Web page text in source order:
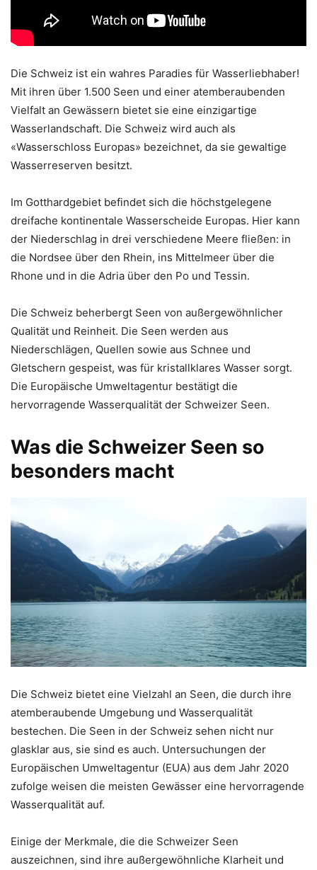
Die Schweiz ist ein wahres Paradies für Wasserliebhaber!
Mit ihren über 1.500 Seen und einer atemberaubenden
Vielfalt an Gewässern bietet sie eine einzigartige
Wasserlandschaft. Die Schweiz wird auch als
«Wasserschloss Europas» bezeichnet, da sie gewaltige
Wasserreserven besitzt.
Im Gotthardgebiet befindet sich die höchstgelegene
dreifache kontinentale Wasserscheide Europas. Hier kann
der Niederschlag in drei verschiedene Meere fließen: in
die Nordsee über den Rhein, ins Mittelmeer über die
Rhone und in die Adria über den Po und Tessin.
Die Schweiz beherbergt Seen von außergewöhnlicher
Qualität und Reinheit. Die Seen werden aus
Niederschlägen, Quellen sowie aus Schnee und
Gletschern gespeist, was für kristallklares Wasser sorgt.
Die Europäische Umweltagentur bestätigt die
hervorragende Wasserqualität der Schweizer Seen.
Was die Schweizer Seen so
besonders macht
Die Schweiz bietet eine Vielzahl an Seen, die durch ihre
atemberaubende Umgebung und Wasserqualität
bestechen. Die Seen in der Schweiz sehen nicht nur
glasklar aus, sie sind es auch. Untersuchungen der
Europäischen Umweltagentur (EUA) aus dem Jahr 2020
zufolge weisen die meisten Gewässer eine hervorragende
Wasserqualität auf.
Einige der Merkmale, die die Schweizer Seen
auszeichnen, sind ihre außergewöhnliche Klarheit und